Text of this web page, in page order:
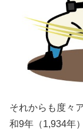
それからも度々
和9年（1,934年